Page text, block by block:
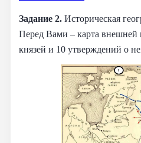
Задание 2. Историческая
Перед Вами – карта внешней
князей и 10 утверждений о